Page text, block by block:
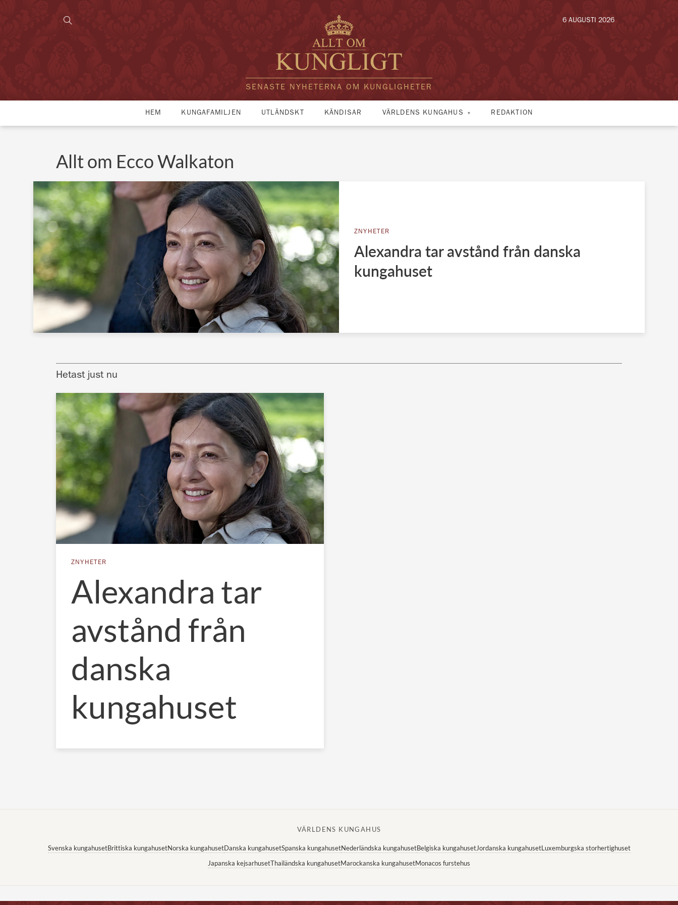
SENASTE NYHETERNA OM KUNGLIGHETER
6 AUGUSTI 2026
HEM KUNGAFAMILJEN UTLÄNDSKT KÄNDISAR VÄRLDENS KUNGAHUS REDAKTION
Allt om Ecco Walkaton
ZNYHETER
Alexandra tar avstånd från danska
kungahuset
Hetast just nu
ZNYHETER
Alexandra tar
avstånd från
danska
kungahuset
VÄRLDENS KUNGAHUS
Svenska kungahusetBrittiska kungahusetNorska kungahusetDanska kungahusetSpanska kungahusetNederländska kungahusetBelgiska kungahusetJordanska kungahusetLuxemburgska storhertighuset
Japanska kejsarhusetThailändska kungahusetMarockanska kungahusetMonacos furstehus